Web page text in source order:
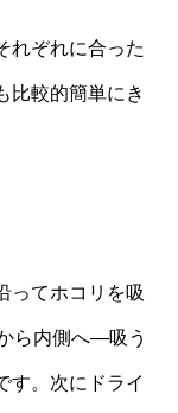
れぞれに合った
比較的簡単にき
ってホコリを吸
ら内側へ—吸う
す。次にドライ